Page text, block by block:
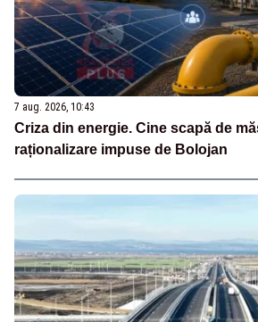
7 aug. 2026, 10:43
Criza din energie. Cine scapă de
raționalizare impuse de Bolojan